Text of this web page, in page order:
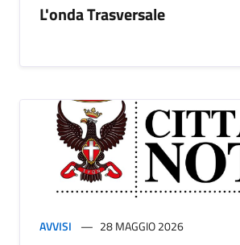
L'onda Trasversale
AVVISI 28 MAGGIO 2026